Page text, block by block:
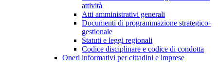
attività
Atti amministrativi generali
Documenti di programmazione strategico-
gestionale
Statuti e leggi regionali
Codice disciplinare e codice di condotta
Oneri informativi per cittadini e imprese